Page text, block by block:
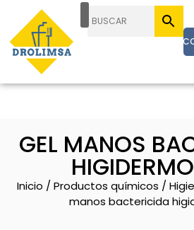
GEL MANOS
Inicio / Productos químicos /
manos bactericida